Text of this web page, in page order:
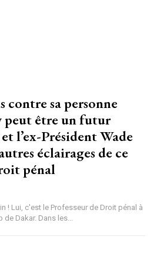
contre sa personne
peut être un futur
l’ex-Président Wade
éclairages de ce
pénal
! Lui, c'est le Professeur de Droit pénal à
l'Université Cheikh Anta Diop de Dakar. Dans les...